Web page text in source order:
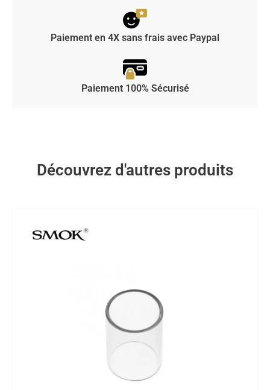
Paiement en 4X sans frais avec Paypal
Paiement 100% Sécurisé
Découvrez d'autres produits